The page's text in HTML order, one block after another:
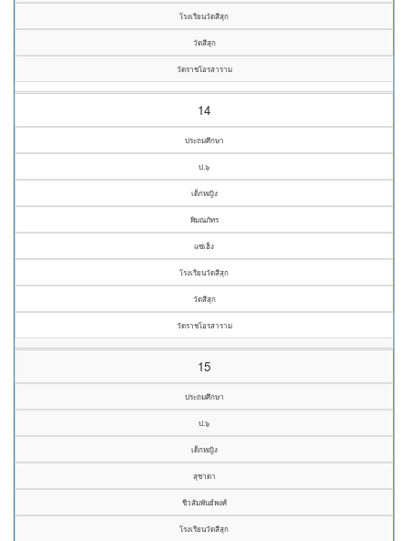
โรงเรียนวัดสีสุก
วัดสีสุก
วัดราชโอรสาราม
14
ประถมศึกษา
ป.๖
เด็กหญิง
พิมณภัทร
แซ่เฮ็ง
โรงเรียนวัดสีสุก
วัดสีสุก
วัดราชโอรสาราม
15
ประถมศึกษา
ป.๖
เด็กหญิง
สุชาดา
ชีวสัมพันธ์พงศ์
โรงเรียนวัดสีสุก